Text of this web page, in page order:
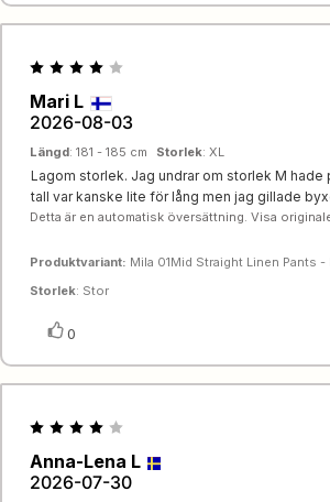
Recensionsförfattare:
Mari L
2026-08-03
5
Längd: 181 - 185 cm Storlek: XL
Recensionstext:
Lagom storlek. Jag undrar om storlek M hade
tall var kanske lite för lång men jag gillade
Detta är en automatisk översättning. Visa
Produktvariant: Mila 01Mid Straight Linen Pants -
Storlek: Stor
Rösta
0
Recensionsförfattare:
Anna-Lena L
2026-07-30
utav
5